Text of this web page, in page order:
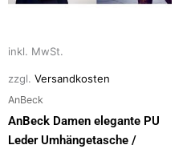
inkl. MwSt.
zzgl. Versandkosten
AnBeck
AnBeck Damen elegante PU
Leder Umhängetasche /
auf
Produktseite
gewählt
werden